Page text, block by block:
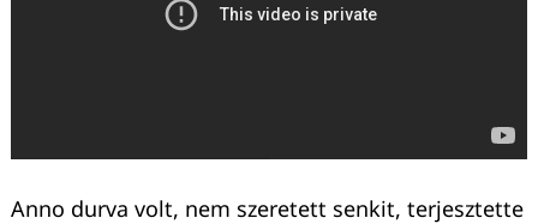
Anno durva volt, nem szeretett senkit, terjesztette